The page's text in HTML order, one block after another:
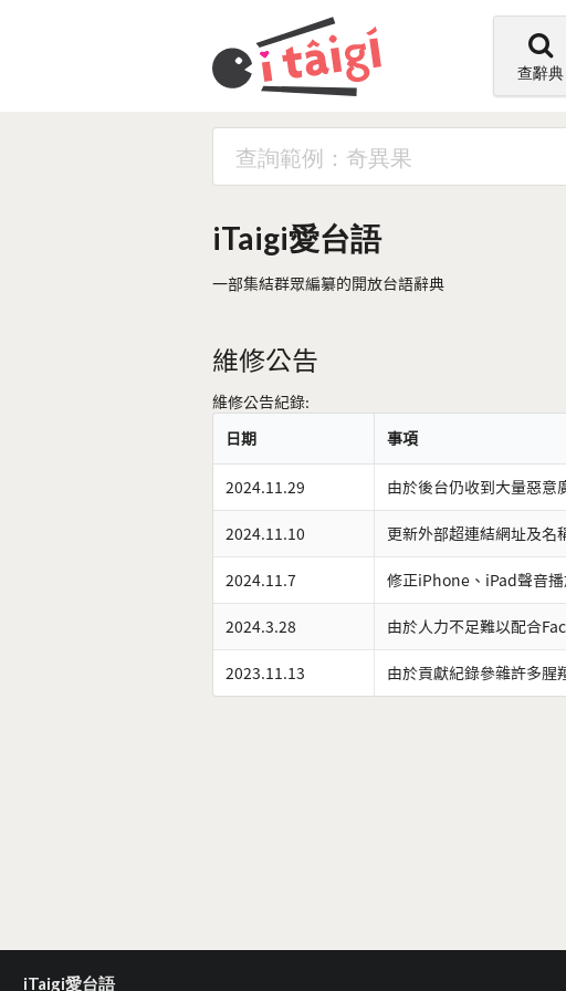
查辭典
iTaigi愛台語
一部集結群眾編纂的開放台語辭典
維修公告
維修公告紀錄:
日期
事項
2024.11.29 由於後台仍收到大量惡意
2024.11.10 更新外部超連結網址及名
2024.11.7 修正iPhone、iPad聲音播
2024.3.28 由於人力不足難以配合
2023.11.13 由於貢獻紀錄參雜許多腥
iTaigi愛台語